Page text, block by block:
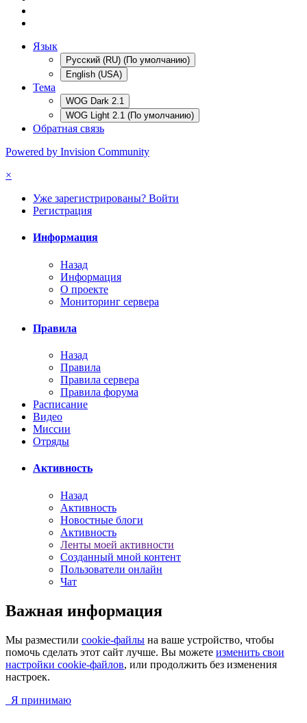
Язык
Русский (RU) (По умолчанию)
English (USA)
Тема
WOG Dark 2.1
WOG Light 2.1 (По умолчанию)
Обратная связь
Powered by Invision Community
×
Уже зарегистрированы? Войти
Регистрация
Информация
Назад
Информация
О проекте
Мониторинг сервера
Правила
Назад
Правила
Правила сервера
Правила форума
Расписание
Видео
Миссии
Отряды
Активность
Назад
Активность
Новостные блоги
Активность
Ленты моей активности
Созданный мной контент
Пользователи онлайн
Чат
Важная информация
Мы разместили cookie-файлы на ваше устройство, чтобы
помочь сделать этот сайт лучше. Вы можете изменить свои
настройки cookie-файлов, или продолжить без изменения
настроек.
Я принимаю